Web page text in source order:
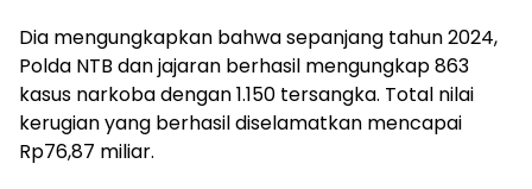
Dia mengungkapkan bahwa sepanjang tahun 2024,
Polda NTB dan jajaran berhasil mengungkap 863
kasus narkoba dengan 1.150 tersangka. Total nilai
kerugian yang berhasil diselamatkan mencapai
Rp76,87 miliar.